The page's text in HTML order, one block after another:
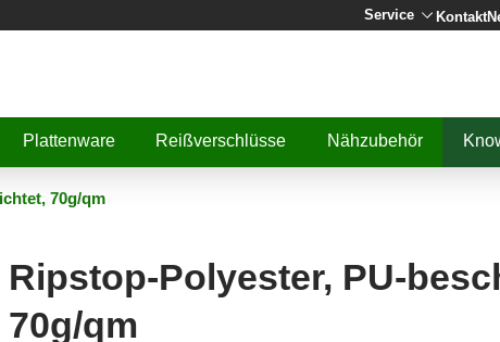
Service Kontakt
Plattenware Reißverschlüsse Nähzubehör
70g/qm
Ripstop-Polyester, PU-
70g/qm